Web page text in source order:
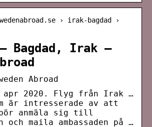
› irak-bagdad ›
Bagdad, Irak –
Abroad
apr 2020. Flyg från Irak …
är intresserade av att
anmäla sig till
och maila ambassaden på …